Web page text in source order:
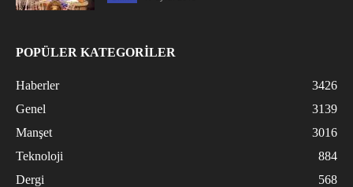
POPÜLER KATEGORİLER
Haberler
3426
Genel
3139
Manşet
3016
Teknoloji
884
Dergi
568